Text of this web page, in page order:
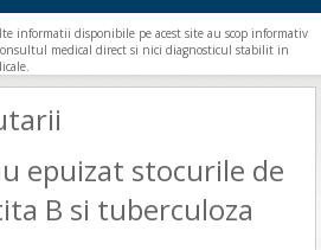
informatii disponibile pe acest site au scop informativ
medical direct si nici diagnosticul stabilit in
epuizat stocurile de
B si tuberculoza